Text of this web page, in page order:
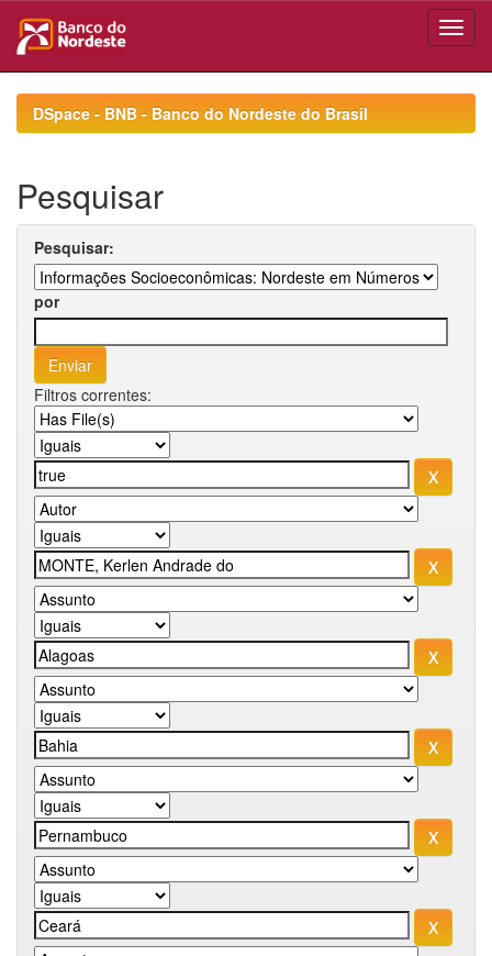
navigationDSpace - BNB - Banco do Nordeste do Brasil
Pesquisar
Pesquisar:
por
Filtros correntes: